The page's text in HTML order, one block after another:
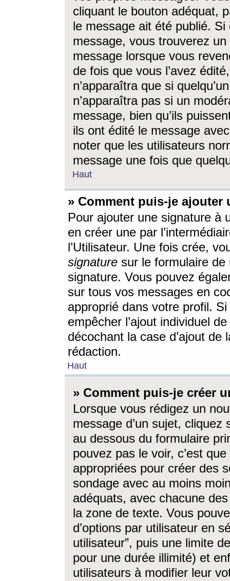
cliquant le bouton adéquat,
le message ait été publié. Si
message, vous trouverez
message lorsque vous
de fois que vous l’avez
n’apparaîtra que si
n’apparaîtra pas si un
message, bien qu’ils
ils ont édité le message
noter que les utilisateurs
message une fois que
Haut
» Comment puis-je ajouter
Pour ajouter une signature à
en créer une par
l’Utilisateur. Une fois crée,
signature sur le formulaire de
signature. Vous pouvez
sur tous vos messages en
approprié dans votre profil.
empêcher l’ajout individuel
décochant la case d’ajout
rédaction.
Haut
» Comment puis-je créer
Lorsque vous rédigez un
message d’un sujet, cliquez
au dessous du formulaire
pouvez pas le voir, c’est
appropriées pour créer des
sondage avec au moins
adéquats, avec chacune
la zone de texte. Vous
d’options par utilisateur en
utilisateur”, puis une limite
pour une durée illimité) et
utilisateurs à modifier leur